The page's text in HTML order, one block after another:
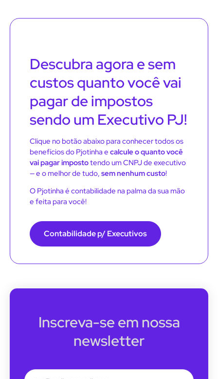
Descubra agora e sem
custos quanto você vai
pagar de impostos
sendo um Executivo PJ!
Clique no botão abaixo para conhecer todos os
benefícios do Pjotinha e calcule o quanto você
vai pagar impostotendo um CNPJ de executivo
— e o melhor de tudo, sem nenhum custo!
O Pjotinha é contabilidade na palma da sua mão
e feita para você!
Contabilidade p/ Executivos
Inscreva-se em nossa
newsletter